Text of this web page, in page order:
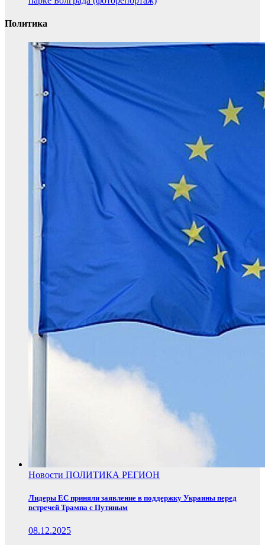
Политика
Новости ПОЛИТИКА РЕГИОН
Лидеры ЕС приняли заявление в поддержку Украины перед
встречей Трампа с Путиным
08.12.2025